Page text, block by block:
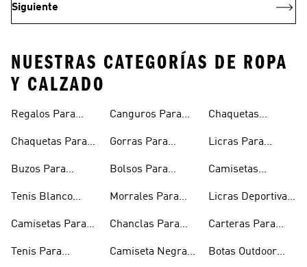
Siguiente
NUESTRAS CATEGORÍAS DE ROPA
Y CALZADO
Regalos Para
Chaquetas Para
Buzos Para
Tenis Blanco
Camisetas Para
Tenis Para
Canguros Para
Gorras Para
Bolsos Para
Morrales Para
Chanclas Para
Camiseta Negra
Chaquetas
Hombre
Licras Para
Camisetas
Hombre
Licras Deportivas
Carteras Para
Botas Outdoor